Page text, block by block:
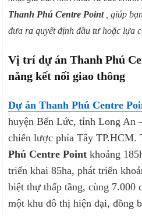
Thanh Phú Centre Point, giúp
đưa ra quyết định đầu tư hoặc lựa
Vị trí dự án Thanh Phú
năng kết nối giao thông
Dự án Thanh Phú Centre
huyện Bến Lức, tỉnh Long An
chiến lược phía Tây
Phú Centre Point khoảng
triển khai 85ha, phát triển
biệt thự thấp tầng, cùng 7.000
một khu đô thị hiện đại, đồng